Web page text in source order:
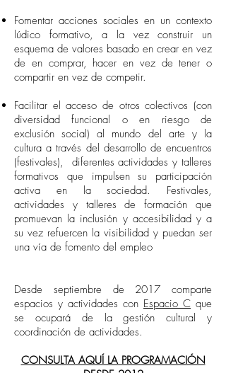
Fomentar acciones sociales en un contexto
lúdico formativo, a la vez construir un
esquema de valores basado en crear en vez
de en comprar, hacer en vez de tener o
compartir en vez de competir.
Facilitar el acceso de otros colectivos (con
diversidad funcional o en riesgo de
exclusión social) al mundo del arte y la
cultura a través del desarrollo de encuentros
(festivales), diferentes actividades y talleres
formativos que impulsen su participación
activa en la sociedad. Festivales,
actividades y talleres de formación que
promuevan la inclusión y accesibilidad y a
su vez refuercen la visibilidad y puedan ser
una vía de fomento del empleo
Desde septiembre de 2017 comparte
espacios y actividades con Espacio C que
se ocupará de la gestión cultural y
coordinación de actividades.
CONSULTA AQUÍ LA PROGRAMACIÓN